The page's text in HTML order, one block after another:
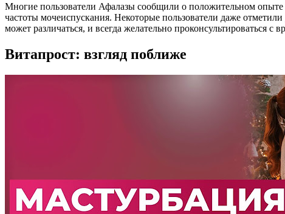
Многие пользователи Афалазы сообщили о положительном
частоты мочеиспускания. Некоторые пользователи даже
может различаться, и всегда желательно проконсультироваться
Витапрост: взгляд поближе